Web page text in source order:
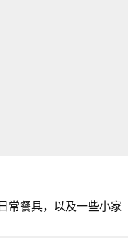
常餐具，以及一些小家